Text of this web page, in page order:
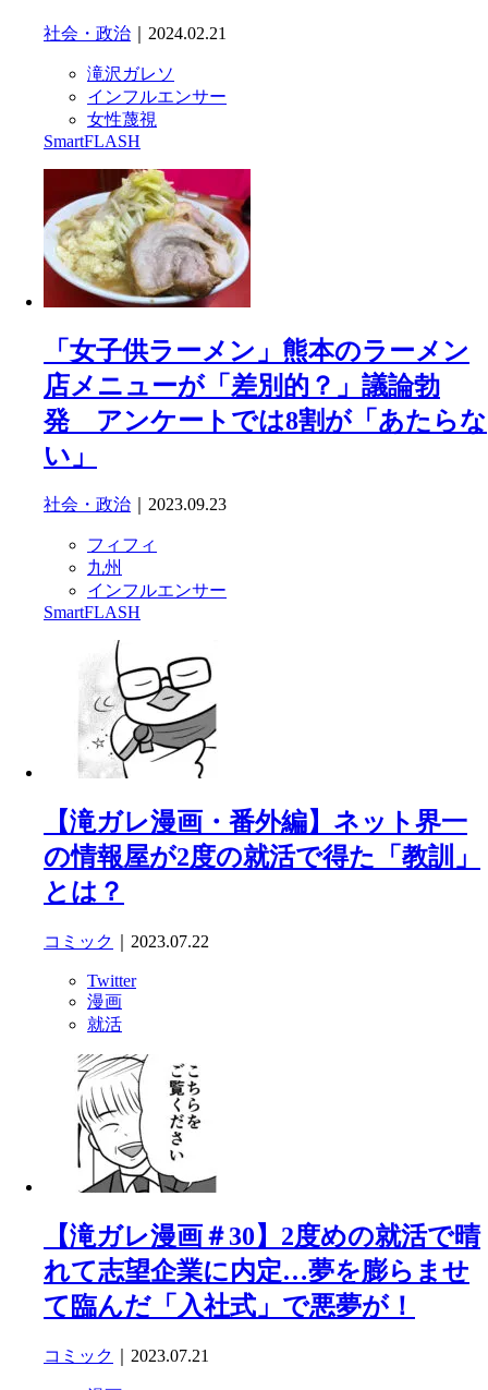
社会・政治 ｜2024.02.21
滝沢ガレソ
インフルエンサー
女性蔑視
SmartFLASH
「女子供ラーメン」熊本のラーメン
店メニューが「差別的？」議論勃
発 アンケートでは8割が「あたらな
い」
社会・政治 ｜2023.09.23
フィフィ
九州
インフルエンサー
SmartFLASH
【滝ガレ漫画・番外編】ネット界一
の情報屋が2度の就活で得た「教訓」
とは？
コミック ｜2023.07.22
Twitter
漫画
就活
【滝ガレ漫画＃30】2度めの就活で晴
れて志望企業に内定…夢を膨らませ
て臨んだ「入社式」で悪夢が！
コミック ｜2023.07.21